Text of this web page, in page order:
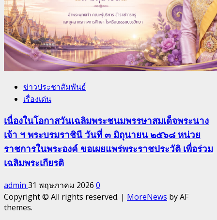
ข่าวประชาสัมพันธ์
เรื่องเด่น
เนื่องในโอกาสวันเฉลิมพระชนมพรรษาสมเด็จพระนาง
เจ้า ฯ พระบรมราชินี วันที่ ๓ มิถุนายน ๒๕๖๘ หน่วย
ราชการในพระองค์ ขอเผยแพร่พระราชประวัติ เพื่อร่วม
เฉลิมพระเกียรติ
admin 31 พฤษภาคม 2026 0
Copyright © All rights reserved. | MoreNews by AF
themes.